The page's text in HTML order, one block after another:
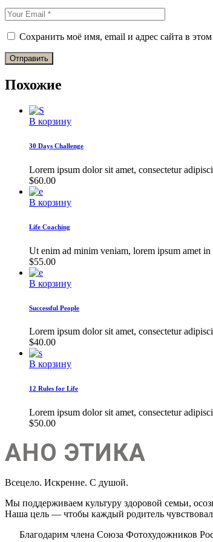
Сохранить моё имя, email и адрес сайта в
Отправить
Похожие
В корзину
30 Days Challenge
Lorem ipsum dolor sit amet, consectetur
$60.00
В корзину
Life Coaching
Ut enim ad minim veniam, lorem ipsum amet
$55.00
В корзину
Successful People
Lorem ipsum dolor sit amet, consectetur
$40.00
В корзину
12 Rules for Life
Lorem ipsum dolor sit amet, consectetur
$50.00
АНО ЭТИКА
Всецело. Искренне. С душой.
Мы поддерживаем культуру здоровой семьи,
Наша цель — чтобы каждый родитель
Благодарим члена Союза Фотохудожников